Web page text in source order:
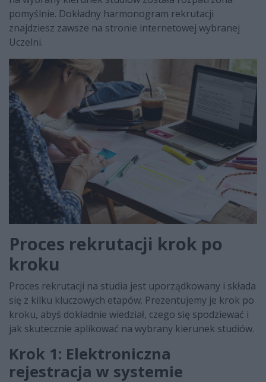
pomyślnie. Dokładny harmonogram rekrutacji
znajdziesz zawsze na stronie internetowej wybranej
Uczelni.
Proces rekrutacji krok po
kroku
Proces rekrutacji na studia jest uporządkowany i składa
się z kilku kluczowych etapów. Prezentujemy je krok po
kroku, abyś dokładnie wiedział, czego się spodziewać i
jak skutecznie aplikować na wybrany kierunek studiów.
Krok 1: Elektroniczna
rejestracja w systemie